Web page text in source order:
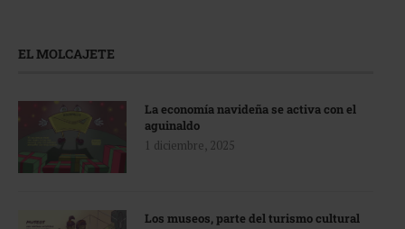
EL MOLCAJETE
La economía navideña se activa con el
aguinaldo
1 diciembre, 2025
Los museos, parte del turismo cultural